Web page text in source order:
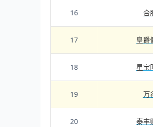
16 合
17 皇爵
18 星宝
19 万
20 泰丰